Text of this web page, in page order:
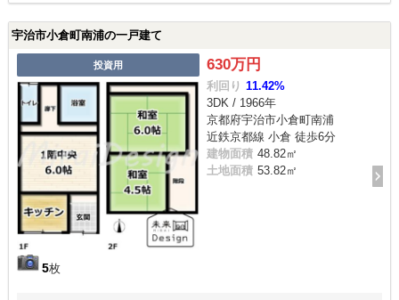
宇治市小倉町南浦の一戸建て
投資用
5枚
630万円
利回り 11.42%
3DK / 1966年
京都府宇治市小倉町南浦
近鉄京都線 小倉 徒歩6分
建物面積 48.82㎡
土地面積 53.82㎡